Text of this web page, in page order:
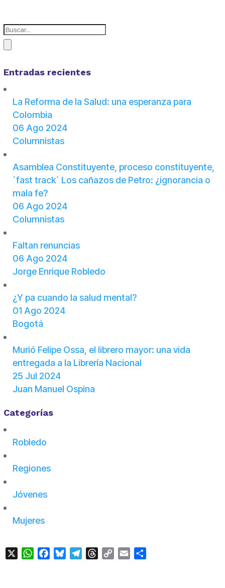
Entradas recientes
La Reforma de la Salud: una esperanza para
Colombia
06 Ago 2024
Columnistas
Asamblea Constituyente, proceso constituyente,
´fast track´ Los cañazos de Petro: ¿ignorancia o
mala fe?
06 Ago 2024
Columnistas
Faltan renuncias
06 Ago 2024
Jorge Enrique Robledo
¿Y pa cuando la salud mental?
01 Ago 2024
Bogotá
Murió Felipe Ossa, el librero mayor: una vida
entregada a la Librería Nacional
25 Jul 2024
Juan Manuel Ospina
Categorías
Robledo
Regiones
Jóvenes
Mujeres
WhatsApp
FacebookBlueskyTelegramThreads
Copy Email